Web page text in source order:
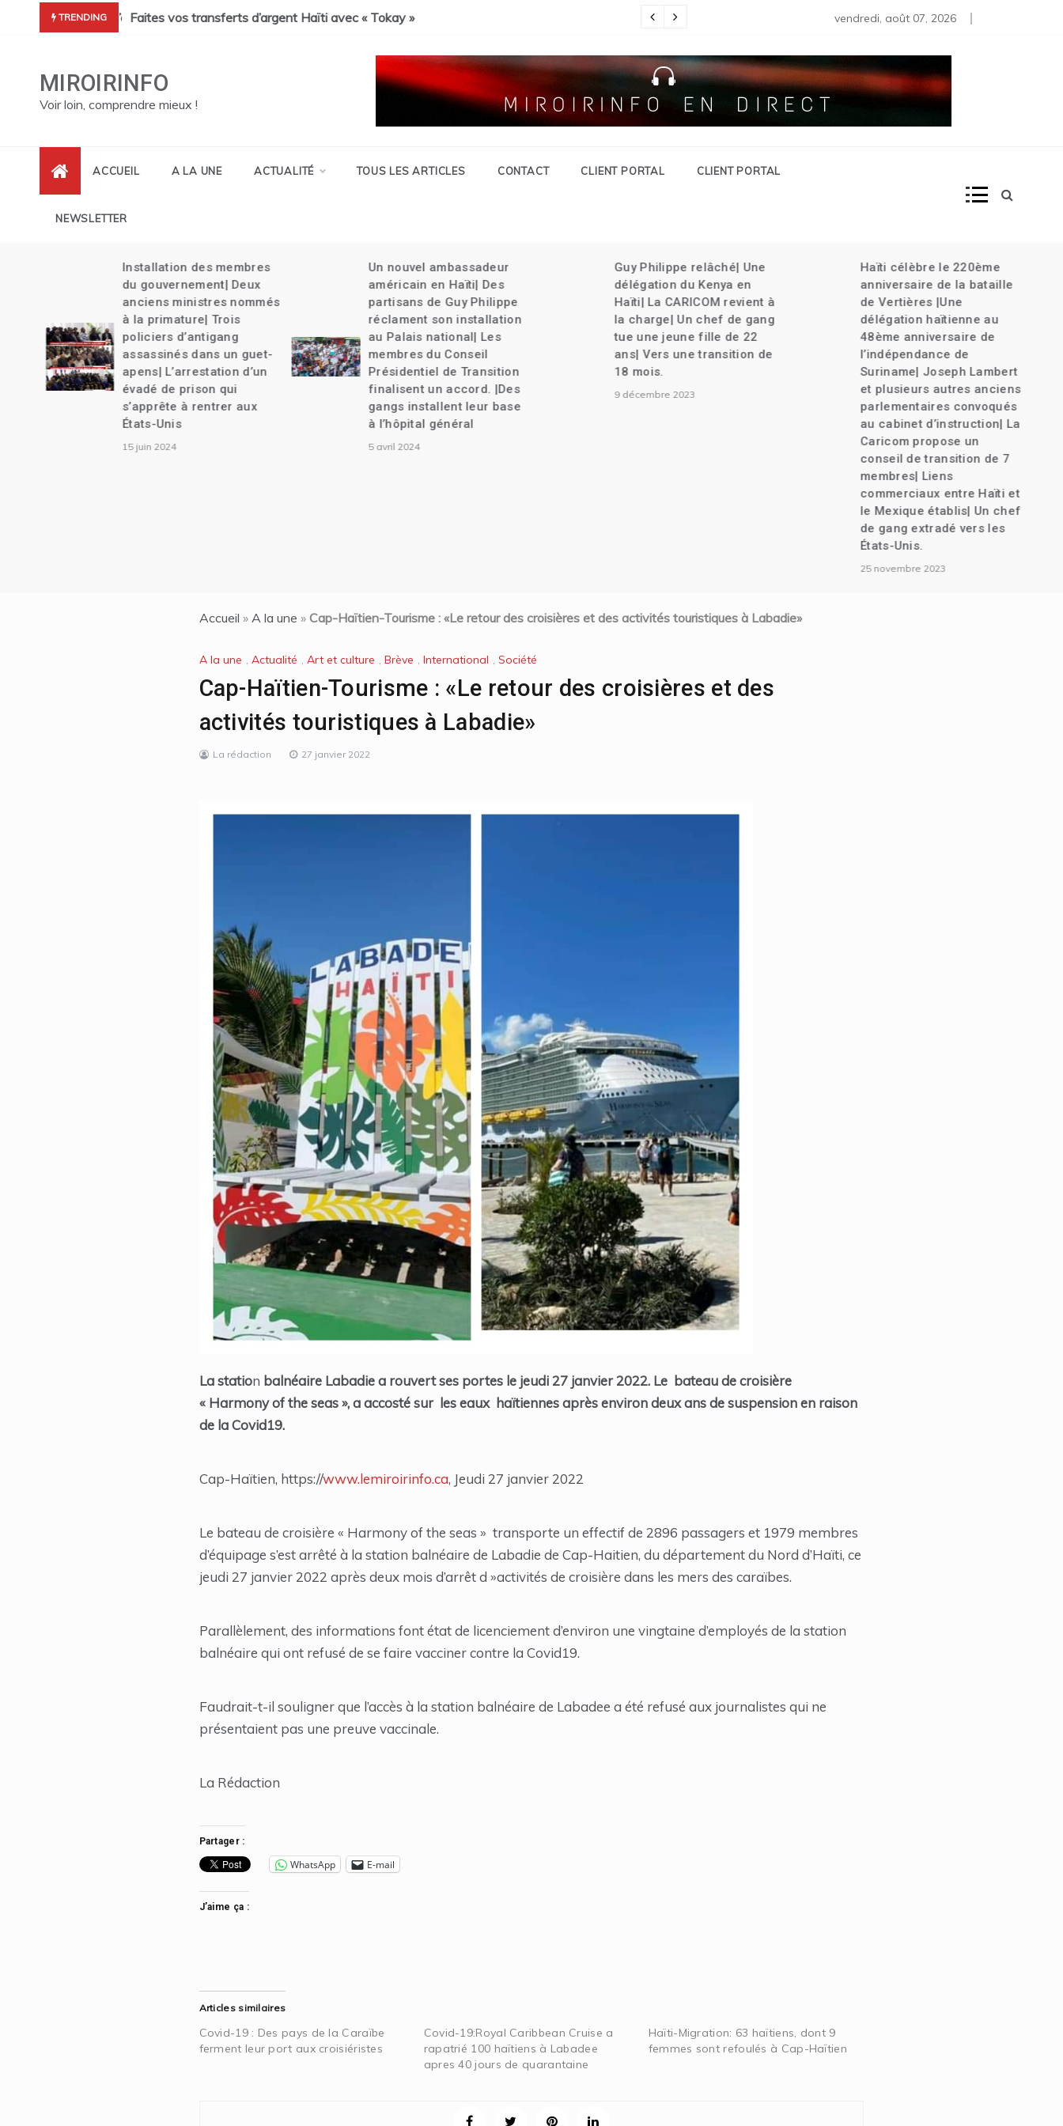
TRENDING
de Pont Sondé s’alourdit| La police s’attaque aux gangs de Savien et gran grif| Expulsion massives des haïtiens.
Faites vos transferts d’argent Haïti avec « Tokay » Pas moins de 80 diplomates rappelés | Haïti décrète l’État
vendredi, août 07, 2026
MIROIRINFO
Voir loin, comprendre mieux !
ACCUEIL A LA UNE ACTUALITÉ TOUS LES ARTICLES CONTACT CLIENT PORTAL CLIENT PORTAL
NEWSLETTER
Installation des membres
du gouvernement| Deux
anciens ministres nommés
à la primature| Trois
policiers d’antigang
assassinés dans un guet-
apens| L’arrestation d’un
évadé de prison qui
s’apprête à rentrer aux
États-Unis
15 juin 2024
Un nouvel ambassadeur
américain en Haïti| Des
partisans de Guy Philippe
réclament son installation
au Palais national| Les
membres du Conseil
Présidentiel de Transition
finalisent un accord. |Des
gangs installent leur base
à l’hôpital général
5 avril 2024
Guy Philippe relâché| Une
délégation du Kenya en
Haïti| La CARICOM revient à
la charge| Un chef de gang
tue une jeune fille de 22
ans| Vers une transition de
18 mois.
9 décembre 2023
Haïti célèbre le 220ème
anniversaire de la bataille
de Vertières |Une
délégation haïtienne au
48ème anniversaire de
l’indépendance de
Suriname| Joseph Lambert
et plusieurs autres anciens
parlementaires convoqués
au cabinet d’instruction| La
Caricom propose un
conseil de transition de 7
membres| Liens
commerciaux entre Haïti et
le Mexique établis| Un chef
de gang extradé vers les
États-Unis.
25 novembre 2023
Accueil » A la une » Cap-Haïtien-Tourisme : «Le retour des croisières et des activités touristiques à Labadie»
A la une , Actualité , Art et culture , Brève , International , Société
Cap-Haïtien-Tourisme : «Le retour des croisières et des
activités touristiques à Labadie»
La rédaction 27 janvier 2022
La station balnéaire Labadie a rouvert ses portes le jeudi 27 janvier 2022. Le bateau de croisière
« Harmony of the seas », a accosté sur les eaux haïtiennes après environ deux ans de suspension en raison
de la Covid19.
Cap-Haïtien, https://www.lemiroirinfo.ca, Jeudi 27 janvier 2022
Le bateau de croisière « Harmony of the seas » transporte un effectif de 2896 passagers et 1979 membres
d’équipage s’est arrêté à la station balnéaire de Labadie de Cap-Haitien, du département du Nord d’Haïti, ce
jeudi 27 janvier 2022 après deux mois d’arrêt d »activités de croisière dans les mers des caraïbes.
Parallèlement, des informations font état de licenciement d’environ une vingtaine d’employés de la station
balnéaire qui ont refusé de se faire vacciner contre la Covid19.
Faudrait-t-il souligner que l’accès à la station balnéaire de Labadee a été refusé aux journalistes qui ne
présentaient pas une preuve vaccinale.
La Rédaction
Partager :
WhatsApp E-mail
J’aime ça :
Articles similaires
Covid-19 : Des pays de la Caraïbe
ferment leur port aux croisiéristes
Covid-19:Royal Caribbean Cruise a
rapatrié 100 haïtiens à Labadee
apres 40 jours de quarantaine
Haïti-Migration: 63 haïtiens, dont 9
femmes sont refoulés à Cap-Haïtien